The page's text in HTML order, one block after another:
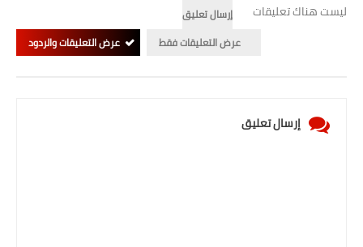
اخبار وقرارات وزارة التعليم
ليست هناك تعليقات
إرسال تعليق
عرض التعليقات فقط
عرض التعليقات والردود
إرسال تعليق